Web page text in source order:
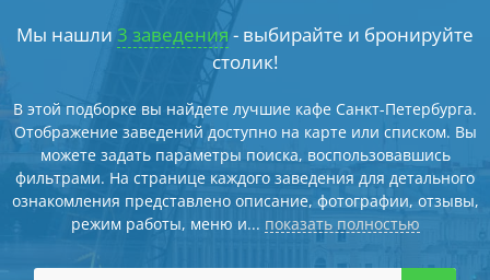
Мы нашли 3 заведения - выбирайте и бронируйте
столик!
В этой подборке вы найдете лучшие кафе Санкт-Петербурга.
Отображение заведений доступно на карте или списком. Вы
можете задать параметры поиска, воспользовавшись
фильтрами. На странице каждого заведения для детального
ознакомления представлено описание, фотографии, отзывы,
режим работы, меню и... показать полностью